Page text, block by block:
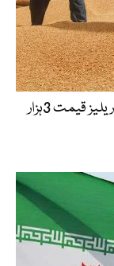
پنجاب حکومت نے صوبے میں گندم کی نئی ریلیز قیمت 3ہزار